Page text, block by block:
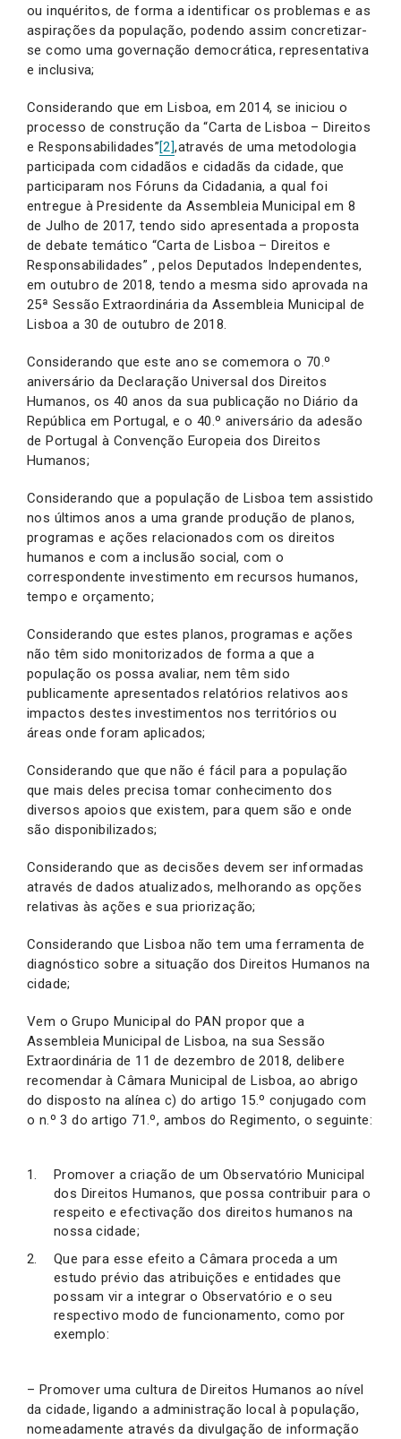
ou inquéritos, de forma a identificar os problemas e as
aspirações da população, podendo assim concretizar-
se como uma governação democrática, representativa
e inclusiva;
Considerando que em Lisboa, em 2014, se iniciou o
processo de construção da “Carta de Lisboa – Direitos
e Responsabilidades”[2],através de uma metodologia
participada com cidadãos e cidadãs da cidade, que
participaram nos Fóruns da Cidadania, a qual foi
entregue à Presidente da Assembleia Municipal em 8
de Julho de 2017, tendo sido apresentada a proposta
de debate temático “Carta de Lisboa – Direitos e
Responsabilidades” , pelos Deputados Independentes,
em outubro de 2018, tendo a mesma sido aprovada na
25ª Sessão Extraordinária da Assembleia Municipal de
Lisboa a 30 de outubro de 2018.
Considerando que este ano se comemora o 70.º
aniversário da Declaração Universal dos Direitos
Humanos, os 40 anos da sua publicação no Diário da
República em Portugal, e o 40.º aniversário da adesão
de Portugal à Convenção Europeia dos Direitos
Humanos;
Considerando que a população de Lisboa tem assistido
nos últimos anos a uma grande produção de planos,
programas e ações relacionados com os direitos
humanos e com a inclusão social, com o
correspondente investimento em recursos humanos,
tempo e orçamento;
Considerando que estes planos, programas e ações
não têm sido monitorizados de forma a que a
população os possa avaliar, nem têm sido
publicamente apresentados relatórios relativos aos
impactos destes investimentos nos territórios ou
áreas onde foram aplicados;
Considerando que que não é fácil para a população
que mais deles precisa tomar conhecimento dos
diversos apoios que existem, para quem são e onde
são disponibilizados;
Considerando que as decisões devem ser informadas
através de dados atualizados, melhorando as opções
relativas às ações e sua priorização;
Considerando que Lisboa não tem uma ferramenta de
diagnóstico sobre a situação dos Direitos Humanos na
cidade;
Vem o Grupo Municipal do PAN propor que a
Assembleia Municipal de Lisboa, na sua Sessão
Extraordinária de 11 de dezembro de 2018, delibere
recomendar à Câmara Municipal de Lisboa, ao abrigo
do disposto na alínea c) do artigo 15.º conjugado com
o n.º 3 do artigo 71.º, ambos do Regimento, o seguinte:
Promover a criação de um Observatório Municipal
dos Direitos Humanos, que possa contribuir para o
respeito e efectivação dos direitos humanos na
nossa cidade;
Que para esse efeito a Câmara proceda a um
estudo prévio das atribuições e entidades que
possam vir a integrar o Observatório e o seu
respectivo modo de funcionamento, como por
exemplo:
– Promover uma cultura de Direitos Humanos ao nível
da cidade, ligando a administração local à população,
nomeadamente através da divulgação de informação